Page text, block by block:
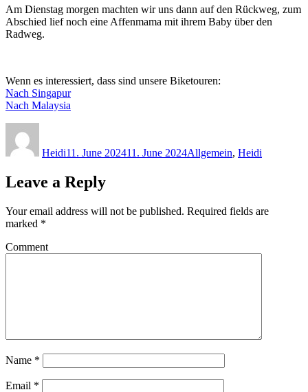
Am Dienstag morgen machten wir uns dann auf den Rückweg, zum
Abschied lief noch eine Affenmama mit ihrem Baby über den
Radweg.
Wenn es interessiert, dass sind unsere Biketouren:
Nach Singapur
Nach Malaysia
Heidi11. June 202411. June 2024Allgemein, Heidi
Leave a Reply
Your email address will not be published. Required fields are
marked *
Comment
Name *
Email *